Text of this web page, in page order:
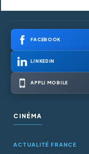
FACEBOOK
LINKEDIN
APPLI MOBILE
CINÉMA
ACTUALITÉ FRANCE